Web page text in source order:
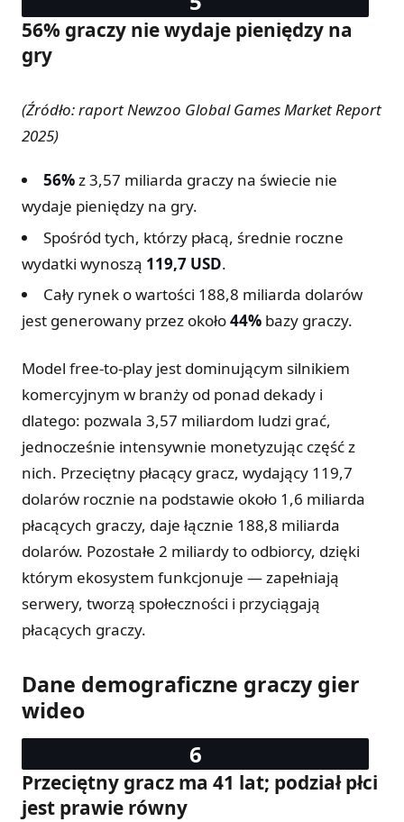
56% graczy nie wydaje pieniędzy na
gry
(Źródło: raport Newzoo Global Games Market Report
2025)
56%z 3,57 miliarda graczy na świecie nie
wydaje pieniędzy na gry.
Spośród tych, którzy płacą, średnie roczne
wydatki wynoszą 119,7 USD.
Cały rynek o wartości 188,8 miliarda dolarów
jest generowany przez około44% bazy graczy.
Model free-to-play jest dominującym silnikiem
komercyjnym w branży od ponad dekady i
dlatego: pozwala 3,57 miliardom ludzi grać,
jednocześnie intensywnie monetyzując część z
nich. Przeciętny płacący gracz, wydający 119,7
dolarów rocznie na podstawie około 1,6 miliarda
płacących graczy, daje łącznie 188,8 miliarda
dolarów. Pozostałe 2 miliardy to odbiorcy, dzięki
którym ekosystem funkcjonuje — zapełniają
serwery, tworzą społeczności i przyciągają
płacących graczy.
Dane demograficzne graczy gier
wideo
Przeciętny gracz ma 41 lat; podział płci
jest prawie równy